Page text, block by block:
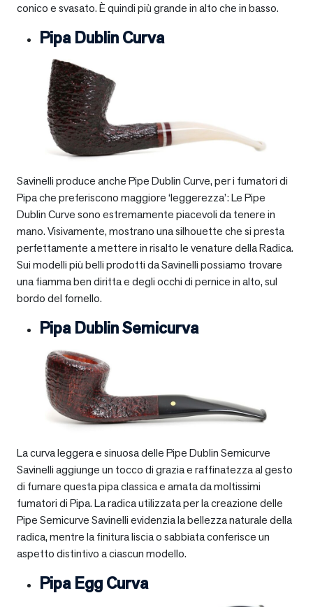
conico e svasato. È quindi più grande in alto che in basso.
Pipa Dublin Curva
Savinelli produce anche Pipe Dublin Curve, per i fumatori di
Pipa che preferiscono maggiore ‘leggerezza’: Le Pipe
Dublin Curve sono estremamente piacevoli da tenere in
mano. Visivamente, mostrano una silhouette che si presta
perfettamente a mettere in risalto le venature della Radica.
Sui modelli più belli prodotti da Savinelli possiamo trovare
una fiamma ben diritta e degli occhi di pernice in alto, sul
bordo del fornello.
Pipa Dublin Semicurva
La curva leggera e sinuosa delle Pipe Dublin Semicurve
Savinelli aggiunge un tocco di grazia e raffinatezza al gesto
di fumare questa pipa classica e amata da moltissimi
fumatori di Pipa. La radica utilizzata per la creazione delle
Pipe Semicurve Savinelli evidenzia la bellezza naturale della
radica, mentre la finitura liscia o sabbiata conferisce un
aspetto distintivo a ciascun modello.
Pipa Egg Curva